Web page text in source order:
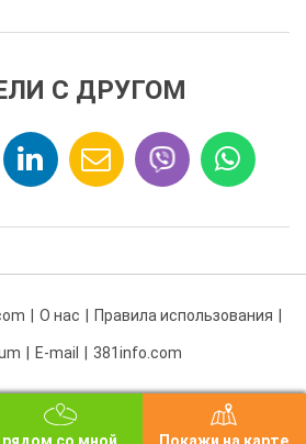
С ДРУГОМ
О нас Правила использования
E-mail 381info.com